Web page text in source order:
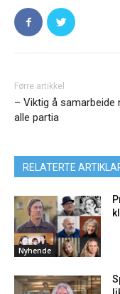
Førre artikkel
– Viktig å samarbeide
alle partia
RELATERTE
Nyhende